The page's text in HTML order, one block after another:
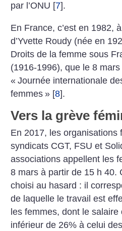
par l’ONU [7].
En France, c’est en 1982,
d’Yvette Roudy (née en
Droits de la femme sous
(1916-1996), que le 8 mars
« Journée internationale
femmes » [8].
Vers la grève
En 2017, les organisations
syndicats CGT, FSU et
associations appellent les
8 mars à partir de 15 h 40.
choisi au hasard : il
de laquelle le travail est
les femmes, dont le
inférieur de 26% à celui